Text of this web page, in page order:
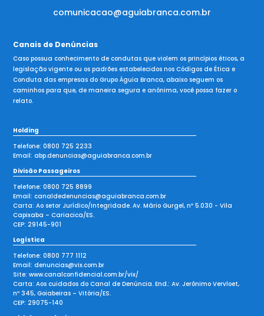
comunicacao@aguiabranca.com.br
Canais de Denúncias
Caso possua conhecimento de condutas que violem os princípios éticos, a
legislação vigente ou os padrões estabelecidos nos Códigos de Ética e
Conduta das empresas do Grupo Águia Branca, abaixo seguem os
caminhos para que, de maneira segura e anônima, você possa fazer o
relato.
Holding
Telefone:0800 725 2233
Email:abp.denuncias@aguiabranca.com.br
Divisão Passageiros
Telefone:0800 725 8899
Email:canaldedenuncias@aguiabranca.com.br
Carta: Ao setor Jurídico/Integridade. Av. Mário Gurgel, nº 5.030 - Vila
Capixaba – Cariacica/ES.
CEP: 29145-901
Logística
Telefone:0800 777 1112
Email:denuncias@vix.com.br
Site:www.canalconfidencial.com.br/vix/
Carta: Aos cuidados do Canal de Denúncia. End.: Av. Jerônimo Vervloet,
nº 345, Goiabeiras – Vitória/ES.
CEP: 29075-140